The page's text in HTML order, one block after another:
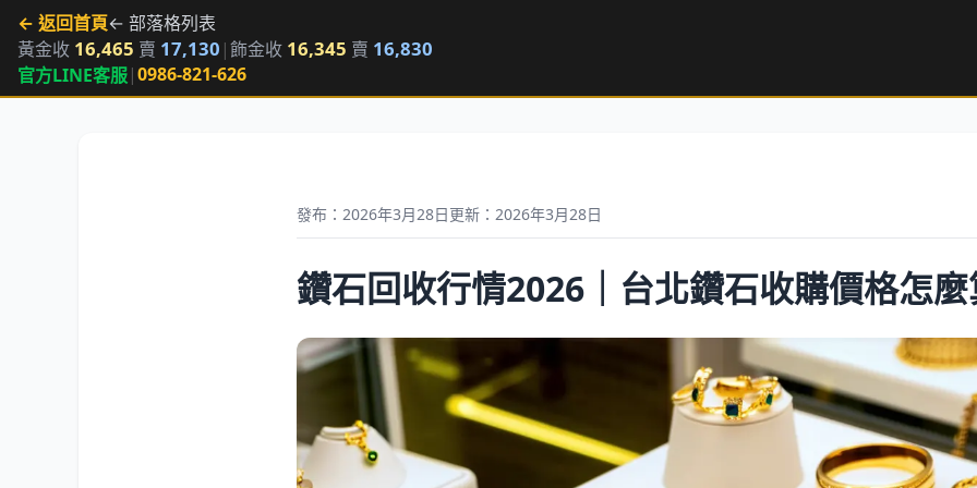
← 返回首頁← 部落格列表
黃金收 16,465 賣 17,130 |飾金收 16,345 賣 16,830
官方LINE客服|0986-821-626
發布：2026年3月28日更新：2026年3月28日
鑽石回收行情2026｜台北鑽石收購價格怎